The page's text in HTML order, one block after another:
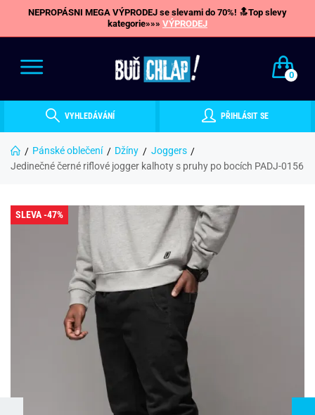
NEPROPÁSNI MEGA VÝPRODEJ se slevami do 70%! 🔝Top slevy
kategorie»»» VÝPRODEJ
0
VYHLEDÁVÁNÍ PŘIHLÁSIT SE
Pánské oblečení Džíny
Joggers
Jedinečné černé riflové jogger kalhoty s pruhy po bocích PADJ-0156
SLEVA -47%